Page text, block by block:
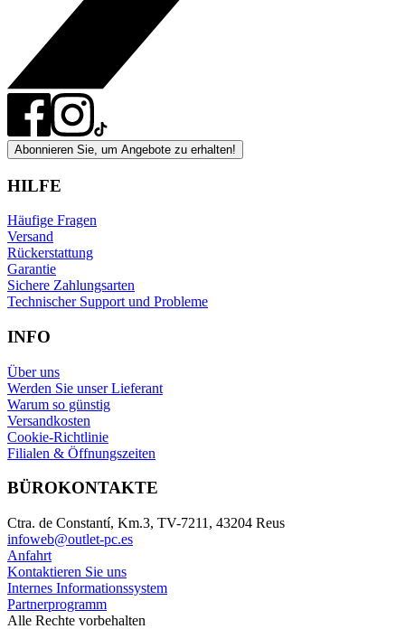
Abonnieren Sie, um Angebote zu erhalten!
HILFE
Häufige Fragen
Versand
Rückerstattung
Garantie
Sichere Zahlungsarten
Technischer Support und Probleme
INFO
Über uns
Werden Sie unser Lieferant
Warum so günstig
Versandkosten
Cookie-Richtlinie
Filialen & Öffnungszeiten
BÜROKONTAKTE
Ctra. de Constantí, Km.3, TV-7211, 43204 Reus
infoweb@outlet-pc.es
Anfahrt
Kontaktieren Sie uns
Internes Informationssystem
Partnerprogramm
Alle Rechte vorbehalten